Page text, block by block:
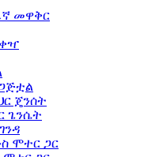
መዋቅር
ጄንሰት
ጌንሴት
ሞተር ጋር